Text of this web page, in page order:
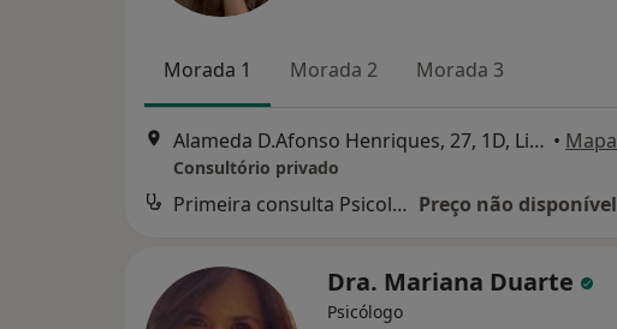
Morada 1 Morada 2 Morada 3
Alameda D.Afonso Henriques, 27, 1D, Lisboa • Mapa
Consultório privado
Primeira consulta Psicologia Preço não disponível
Dra. Mariana Duarte
Psicólogo